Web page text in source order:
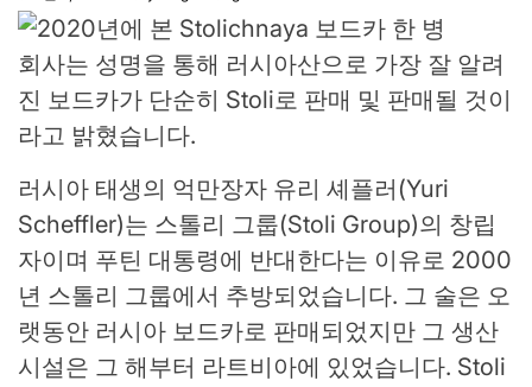
회사는 성명을 통해 러시아산으로 가장 잘 알려
진 보드카가 단순히 Stoli로 판매 및 판매될 것이
라고 밝혔습니다.
러시아 태생의 억만장자 유리 셰플러(Yuri
Scheffler)는 스톨리 그룹(Stoli Group)의 창립
자이며 푸틴 대통령에 반대한다는 이유로 2000
년 스톨리 그룹에서 추방되었습니다. 그 술은 오
랫동안 러시아 보드카로 판매되었지만 그 생산
시설은 그 해부터 라트비아에 있었습니다. Stoli